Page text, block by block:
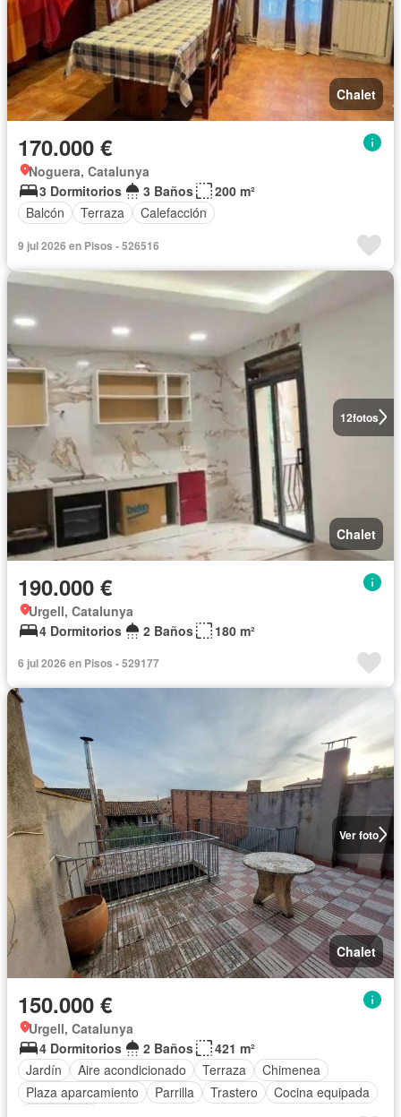
Chalet
170.000 €
Noguera, Catalunya
3 Dormitorios
3 Baños
200 m²
Balcón
Terraza Calefacción
9 jul 2026 en Pisos - 526516
12fotos
Chalet
190.000 €
Urgell, Catalunya
4 Dormitorios
2 Baños 180 m²
6 jul 2026 en Pisos - 529177
Ver foto
Chalet
150.000 €
Urgell, Catalunya
4 Dormitorios
2 Baños
421 m²
Jardín
Aire acondicionado Terraza
Chimenea
Plaza aparcamiento
Parrilla Trastero
Cocina equipada